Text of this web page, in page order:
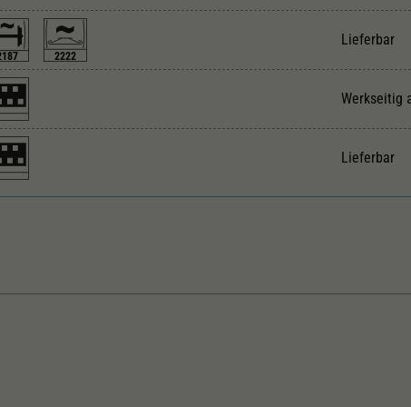
2222
Lieferbar
Werkseitig
Lieferbar
über Puffer in mm
Zweck
Einstellungen, falls der Webseiten-Betreiber dies